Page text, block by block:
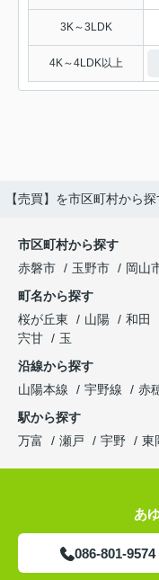
3K～3LDK
4K～4LDK以上
【売買】を市区町村から探
市区町村から探す
赤磐市
玉野市
岡山
町名から探す
桜が丘東
山陽 和田
宍甘
玉
沿線から探す
山陽本線
宇野線
赤
駅から探す
万富
瀬戸 宇野 東
あ
086-801-9574